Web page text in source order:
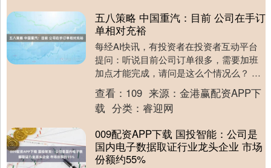
五八策略 中国重汽：目前 公司在手订
单相对充裕
每经AI快讯，有投资者在投资者互动平台
提问：听说目前公司订单很多，需要加班
加点才能完成，请问是这么个情况么？ 中
国重汽（000951.SZ）11月15日在投资
者....
查看： 109 来源： 金港赢配资APP下
载 分类： 睿迎网
009配资APP下载 国投智能：公司是
国内电子数据取证行业龙头企业 市场
份额约55%